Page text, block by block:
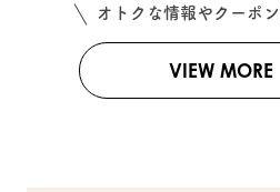
オトクな情報やクーポ
VIEW MORE